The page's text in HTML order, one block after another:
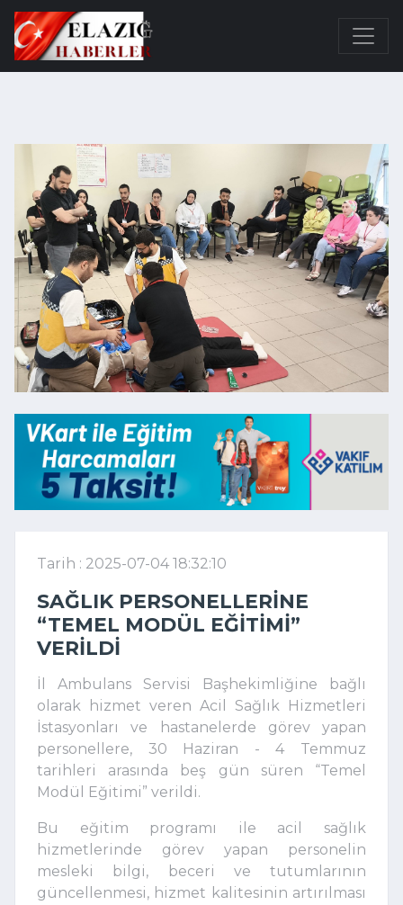
Tarih : 2025-07-04 18:32:10
SAĞLIK PERSONELLERINE
“TEMEL MODÜL EĞITIMI”
VERILDI
İl Ambulans Servisi Başhekimliğine bağlı
olarak hizmet veren Acil Sağlık Hizmetleri
İstasyonları ve hastanelerde görev yapan
personellere, 30 Haziran - 4 Temmuz
tarihleri arasında beş gün süren “Temel
Modül Eğitimi” verildi.
Bu eğitim programı ile acil sağlık
hizmetlerinde görev yapan personelin
mesleki bilgi, beceri ve tutumlarının
güncellenmesi, hizmet kalitesinin artırılması